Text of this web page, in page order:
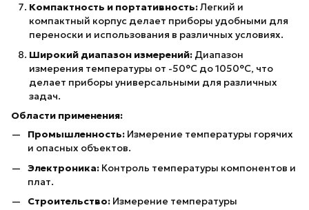
Компактность и портативность:Легкий и
компактный корпус делает приборы удобными для
переноски и использования в различных условиях.
Широкий диапазон измерений: Диапазон
измерения температуры от -50°C до 1050°C, что
делает приборы универсальными для различных
задач.
Области применения:
Промышленность: Измерение температуры горячих
и опасных объектов.
Электроника: Контроль температуры компонентов и
плат.
Строительство: Измерение температуры